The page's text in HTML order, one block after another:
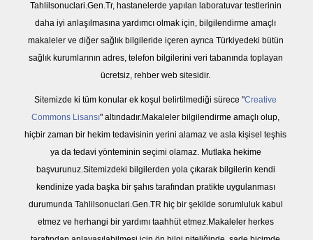
Tahlilsonuclari.Gen.Tr, hastanelerde yapılan laboratuvar testlerinin
daha iyi anlaşılmasına yardımcı olmak için, bilgilendirme amaçlı
makaleler ve diğer sağlık bilgileride içeren ayrıca Türkiyedeki bütün
sağlık kurumlarının adres, telefon bilgilerini veri tabanında toplayan
ücretsiz, rehber web sitesidir.
Sitemizde ki tüm konular ek koşul belirtilmediği sürece "Creative
Commons Lisansı" altındadır.Makaleler bilgilendirme amaçlı olup,
hiçbir zaman bir hekim tedavisinin yerini alamaz ve asla kişisel teşhis
ya da tedavi yönteminin seçimi olamaz. Mutlaka hekime
başvurunuz.Sitemizdeki bilgilerden yola çıkarak bilgilerin kendi
kendinize yada başka bir şahıs tarafından pratikte uygulanması
durumunda Tahlilsonuclari.Gen.TR hiç bir şekilde sorumluluk kabul
etmez ve herhangi bir yardımı taahhüt etmez.Makaleler herkes